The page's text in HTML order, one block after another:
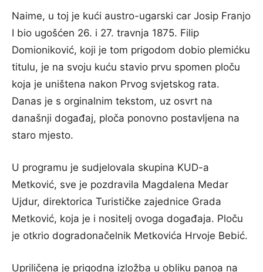
Naime, u toj je kući austro-ugarski car Josip Franjo
I bio ugošćen 26. i 27. travnja 1875. Filip
Domioniković, koji je tom prigodom dobio plemićku
titulu, je na svoju kuću stavio prvu spomen ploču
koja je uništena nakon Prvog svjetskog rata.
Danas je s orginalnim tekstom, uz osvrt na
današnji događaj, ploča ponovno postavljena na
staro mjesto.
U programu je sudjelovala skupina KUD-a
Metković, sve je pozdravila Magdalena Medar
Ujdur, direktorica Turističke zajednice Grada
Metković, koja je i nositelj ovoga događaja. Ploču
je otkrio dogradonačelnik Metkovića Hrvoje Bebić.
Upriličena je prigodna izložba u obliku panoa na